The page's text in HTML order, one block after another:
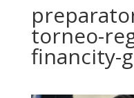
torneo-
financity-